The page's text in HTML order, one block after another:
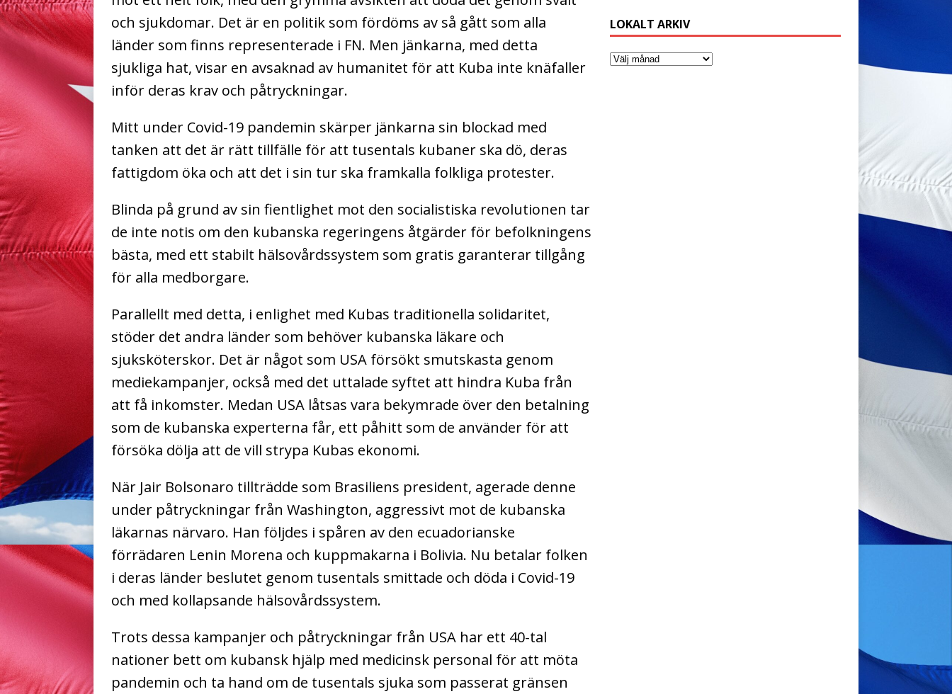
och sjukdomar. Det är en politik som fördöms av så gått som alla
länder som finns representerade i FN. Men jänkarna, med detta
sjukliga hat, visar en avsaknad av humanitet för att Kuba inte knäfaller
inför deras krav och påtryckningar.
Mitt under Covid-19 pandemin skärper jänkarna sin blockad med
tanken att det är rätt tillfälle för att tusentals kubaner ska dö, deras
fattigdom öka och att det i sin tur ska framkalla folkliga protester.
Blinda på grund av sin fientlighet mot den socialistiska revolutionen tar
de inte notis om den kubanska regeringens åtgärder för befolkningens
bästa, med ett stabilt hälsovårdssystem som gratis garanterar tillgång
för alla medborgare.
Parallellt med detta, i enlighet med Kubas traditionella solidaritet,
stöder det andra länder som behöver kubanska läkare och
sjuksköterskor. Det är något som USA försökt smutskasta genom
mediekampanjer, också med det uttalade syftet att hindra Kuba från
att få inkomster. Medan USA låtsas vara bekymrade över den betalning
som de kubanska experterna får, ett påhitt som de använder för att
försöka dölja att de vill strypa Kubas ekonomi.
När Jair Bolsonaro tillträdde som Brasiliens president, agerade denne
under påtryckningar från Washington, aggressivt mot de kubanska
läkarnas närvaro. Han följdes i spåren av den ecuadorianske
förrädaren Lenin Morena och kuppmakarna i Bolivia. Nu betalar folken
i deras länder beslutet genom tusentals smittade och döda i Covid-19
och med kollapsande hälsovårdssystem.
Trots dessa kampanjer och påtryckningar från USA har ett 40-tal
nationer bett om kubansk hjälp med medicinsk personal för att möta
pandemin och ta hand om de tusentals sjuka som passerat gränsen
LOKALT ARKIV